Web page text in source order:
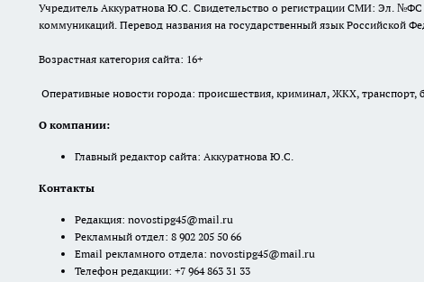
Учредитель Аккуратнова Ю.С. Свидетельство о регистрации СМИ: Эл.
коммуникаций. Перевод названия на государственный язык Российской
Возрастная категория сайта: 16+
Оперативные новости города: происшествия, криминал, ЖКХ, транспорт,
О компании:
Главный редактор сайта: Аккуратнова Ю.С.
Контакты
Редакция: novostipg45@mail.ru
Рекламный отдел: 8 902 205 50 66
Email рекламного отдела: novostipg45@mail.ru
Телефон редакции: +7 964 863 31 33